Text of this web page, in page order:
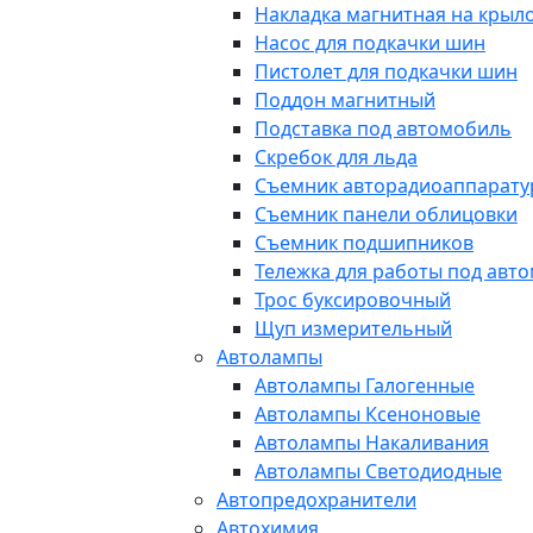
Накладка магнитная на
Насос для подкачки шин
Пистолет для подкачки шин
Поддон магнитный
Подставка под автомобиль
Скребок для льда
Съемник
Съемник панели облицовки
Съемник подшипников
Тележка для работы под
Трос буксировочный
Щуп измерительный
Автолампы
Автолампы Галогенные
Автолампы Ксеноновые
Автолампы Накаливания
Автолампы Светодиодные
Автопредохранители